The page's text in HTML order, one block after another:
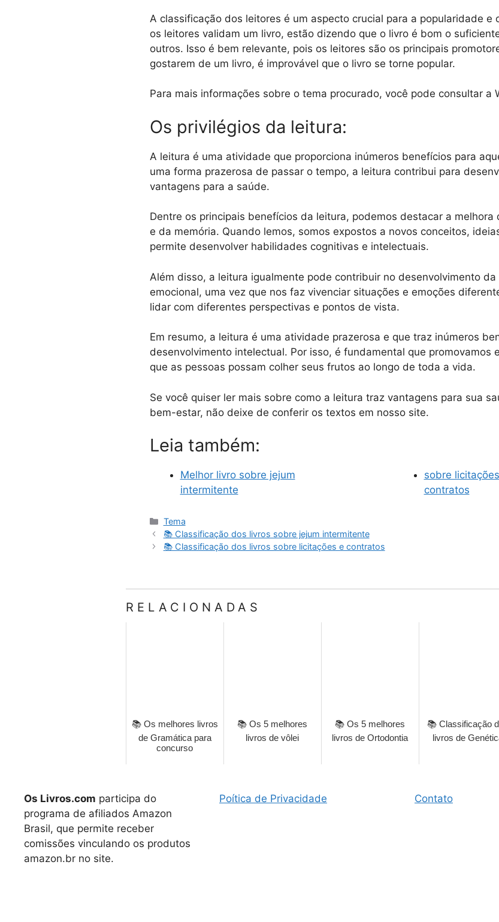
A classificação dos leitores é um aspecto crucial para a popularidade e
os leitores validam um livro, estão dizendo que o livro é bom o
outros. Isso é bem relevante, pois os leitores são os principais
gostarem de um livro, é improvável que o livro se torne popular.
Para mais informações sobre o tema procurado, você pode consultar a
Os privilégios da leitura:
A leitura é uma atividade que proporciona inúmeros benefícios para
uma forma prazerosa de passar o tempo, a leitura contribui para
vantagens para a saúde.
Dentre os principais benefícios da leitura, podemos destacar a
e da memória. Quando lemos, somos expostos a novos conceitos,
permite desenvolver habilidades cognitivas e intelectuais.
Além disso, a leitura igualmente pode contribuir no desenvolvimento
emocional, uma vez que nos faz vivenciar situações e emoções
lidar com diferentes perspectivas e pontos de vista.
Em resumo, a leitura é uma atividade prazerosa e que traz inúmeros
desenvolvimento intelectual. Por isso, é fundamental que promovamos
que as pessoas possam colher seus frutos ao longo de toda a vida.
Se você quiser ler mais sobre como a leitura traz vantagens para sua
bem-estar, não deixe de conferir os textos em nosso site.
Leia também:
Melhor livro sobre jejum
intermitente
sobre
contratos
Categorias
Tema
📚 Classificação dos livros sobre jejum intermitente
📚 Classificação dos livros sobre licitações e contratos
RELACIONADAS
📚 Os melhores livros
de Gramática para
concurso
📚 Os 5 melhores
livros de vôlei
📚 Os 5 melhores
livros de Ortodontia
📚 Classificação
livros de
Os Livros.com participa do
programa de afiliados Amazon
Brasil, que permite receber
comissões vinculando os produtos
amazon.br no site.
Poítica de Privacidade Contato